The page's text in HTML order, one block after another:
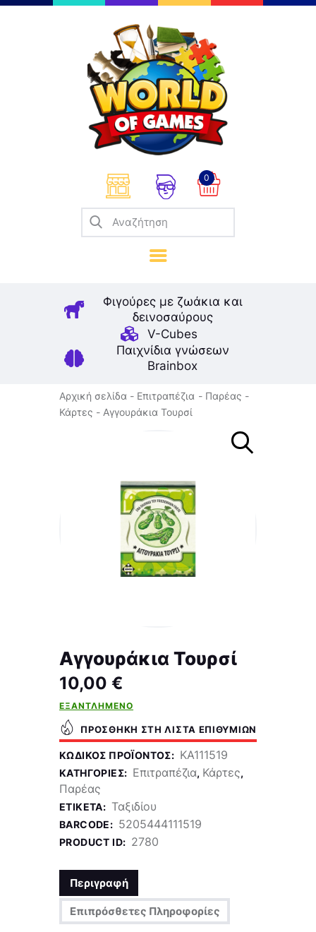
0
Φιγούρες με ζωάκια και
δεινοσαύρους
V-Cubes
Παιχνίδια γνώσεων
Brainbox
Επιτραπέζια
Παζλ
Παιχνίδια Καρτών
Σπαζοκεφαλιές
Κατασκευές
Καλλιτεχνικά
Μοντελισμός
Βιβλία
Παιχνίδια Ρόλων
Αρχική σελίδα Επιτραπέζια
Παρέας
Κάρτες
Αγγουράκια Τουρσί
Αγγουράκια Τουρσί
10,00 €
ΕΞΑΝΤΛΗΜΈΝΟ
ΠΡΟΣΘΉΚΗ ΣΤΗ ΛΊΣΤΑ ΕΠΙΘΥΜΙΏΝ
ΚΩΔΙΚΌΣ ΠΡΟΪΌΝΤΟΣ: KA111519
ΚΑΤΗΓΟΡΊΕΣ: Επιτραπέζια, Κάρτες,
Παρέας
ΕΤΙΚΈΤΑ: Ταξιδίου
BARCODE: 5205444111519
PRODUCT ID: 2780
Περιγραφή
Επιπρόσθετες Πληροφορίες